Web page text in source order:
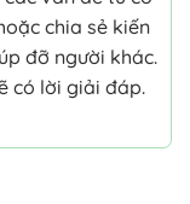
chia sẻ kiến
đỡ người khác.
có lời giải đáp.